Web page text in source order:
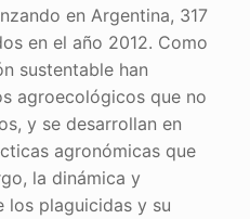
en Argentina, 317
en el año 2012. Como
sustentable han
agroecológicos que no
y se desarrollan en
agronómicas que
la dinámica y
los plaguicidas y su